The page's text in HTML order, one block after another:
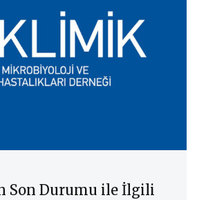
Son Durumu ile İlgili